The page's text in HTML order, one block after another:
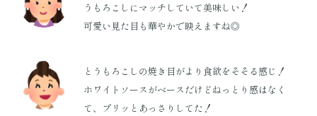
うもろこしにマッチしていて美味しい！
可愛い見た目も華やかで映えますね◎
とうもろこしの焼き目がより食欲をそそる感じ！
ホワイトソースがベースだけどねっとり感はなく
て、プリッとあっさりしてた！